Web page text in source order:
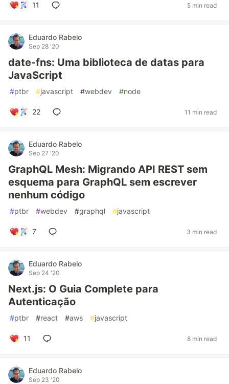
11 5 min read
Eduardo Rabelo
Sep 28 '20
date-fns: Uma biblioteca de datas para
JavaScript
#ptbr #javascript #webdev #node
22 11 min read
Eduardo Rabelo
Sep 27 '20
GraphQL Mesh: Migrando API REST sem
esquema para GraphQL sem escrever
nenhum código
#ptbr #webdev #graphql #javascript
7 3 min read
Eduardo Rabelo
Sep 24 '20
Next.js: O Guia Complete para
Autenticação
#ptbr #react #aws #javascript
11 8 min read
Eduardo Rabelo
Sep 23 '20